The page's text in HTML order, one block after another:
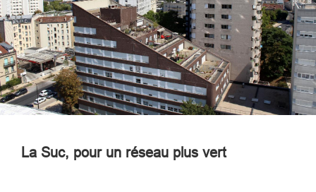
La Suc, pour un réseau plus vert